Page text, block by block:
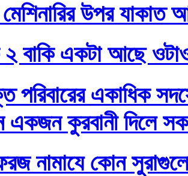
উপর যাকাত
বাকি একটা আছে
পরিবারের একাধিক
কুরবানী দিলে
নামাযে কোন